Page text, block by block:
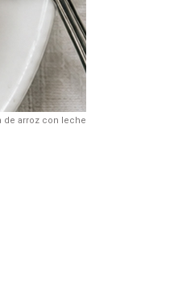
de arroz con leche